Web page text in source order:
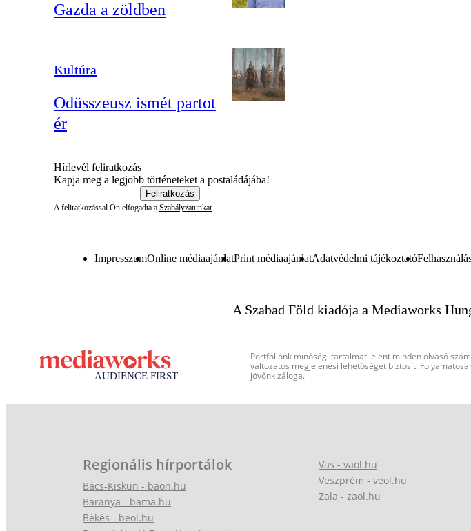
Gazda a zöldben
Kultúra
Odüsszeusz ismét partot
ér
Hírlevél feliratkozás
Kapja meg a legjobb történeteket a postaládájába!
Feliratkozás
A feliratkozással Ön elfogadta a Szabályzatunkat
ImpresszumOnline médiaajánlatPrint médiaajánlatAdatvédelmi tájékoztató
A Szabad Föld kiadója a Mediaworks
Portfóliónk minőségi tartalmat jelent minden olvasó
változatos megjelenési lehetőséget biztosít.
jövőnk záloga.
Regionális hírportálok
Bács-Kiskun - baon.hu
Baranya - bama.hu
Békés - beol.hu
Vas - vaol.hu
Veszprém - veol.hu
Zala - zaol.hu